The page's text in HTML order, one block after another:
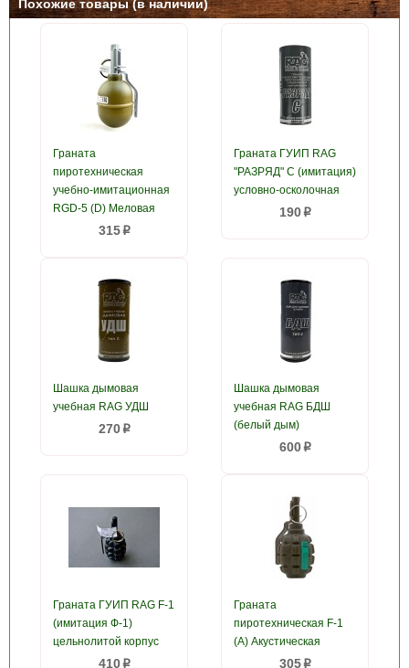
Похожие товары (в наличии)
Граната
пиротехническая
учебно-имитационная
RGD-5 (D) Меловая
315p
Граната ГУИП RAG
"РАЗРЯД" С (имитация)
условно-осколочная
190p
Шашка дымовая
учебная RAG УДШ
270p
Шашка дымовая
учебная RAG БДШ
(белый дым)
600p
Граната ГУИП RAG F-1
(имитация Ф-1)
цельнолитой корпус
410p
Граната
пиротехническая F-1
(A) Акустическая
305p